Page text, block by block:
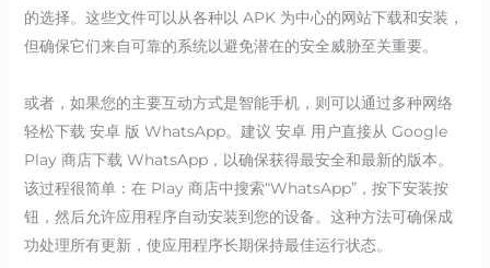
的选择。这些文件可以从各种以 APK 为中心的网站下载和安装，
但确保它们来自可靠的系统以避免潜在的安全威胁至关重要。
或者，如果您的主要互动方式是智能手机，则可以通过多种网络
轻松下载 安卓 版 WhatsApp。建议 安卓 用户直接从 Google
Play 商店下载 WhatsApp，以确保获得最安全和最新的版本。
该过程很简单：在 Play 商店中搜索“WhatsApp”，按下安装按
钮，然后允许应用程序自动安装到您的设备。这种方法可确保成
功处理所有更新，使应用程序长期保持最佳运行状态。